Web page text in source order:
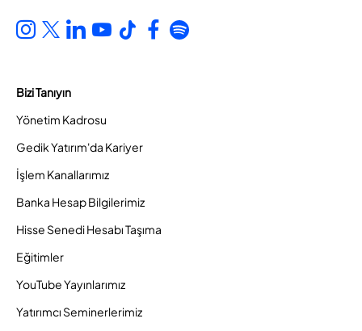
Bizi Tanıyın
Yönetim Kadrosu
Gedik Yatırım'da Kariyer
İşlem Kanallarımız
Banka Hesap Bilgilerimiz
Hisse Senedi Hesabı Taşıma
Eğitimler
YouTube Yayınlarımız
Yatırımcı Seminerlerimiz